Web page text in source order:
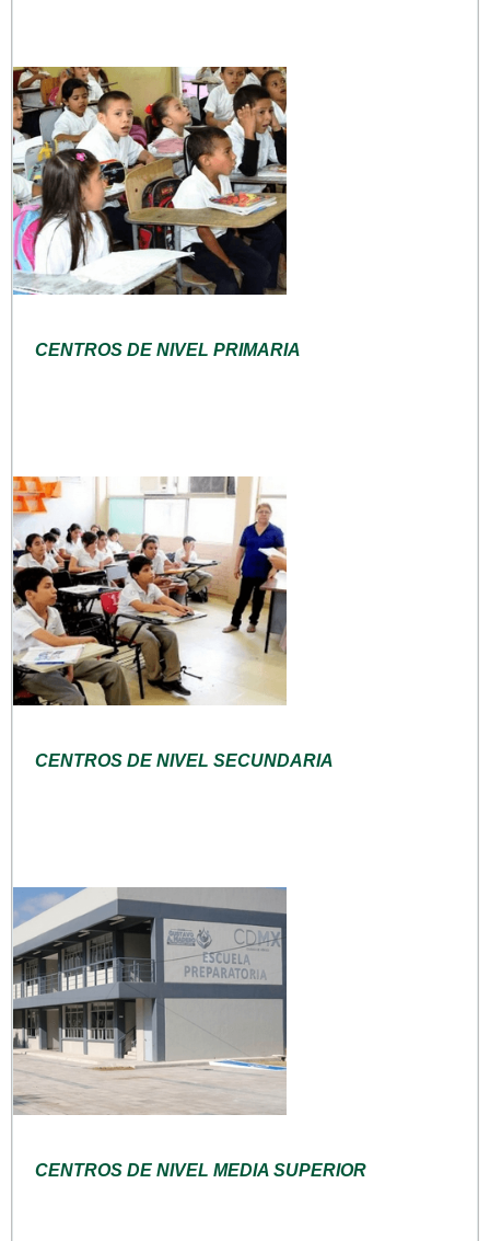
CENTROS DE NIVEL PRIMARIA
CENTROS DE NIVEL SECUNDARIA
CENTROS DE NIVEL MEDIA SUPERIOR